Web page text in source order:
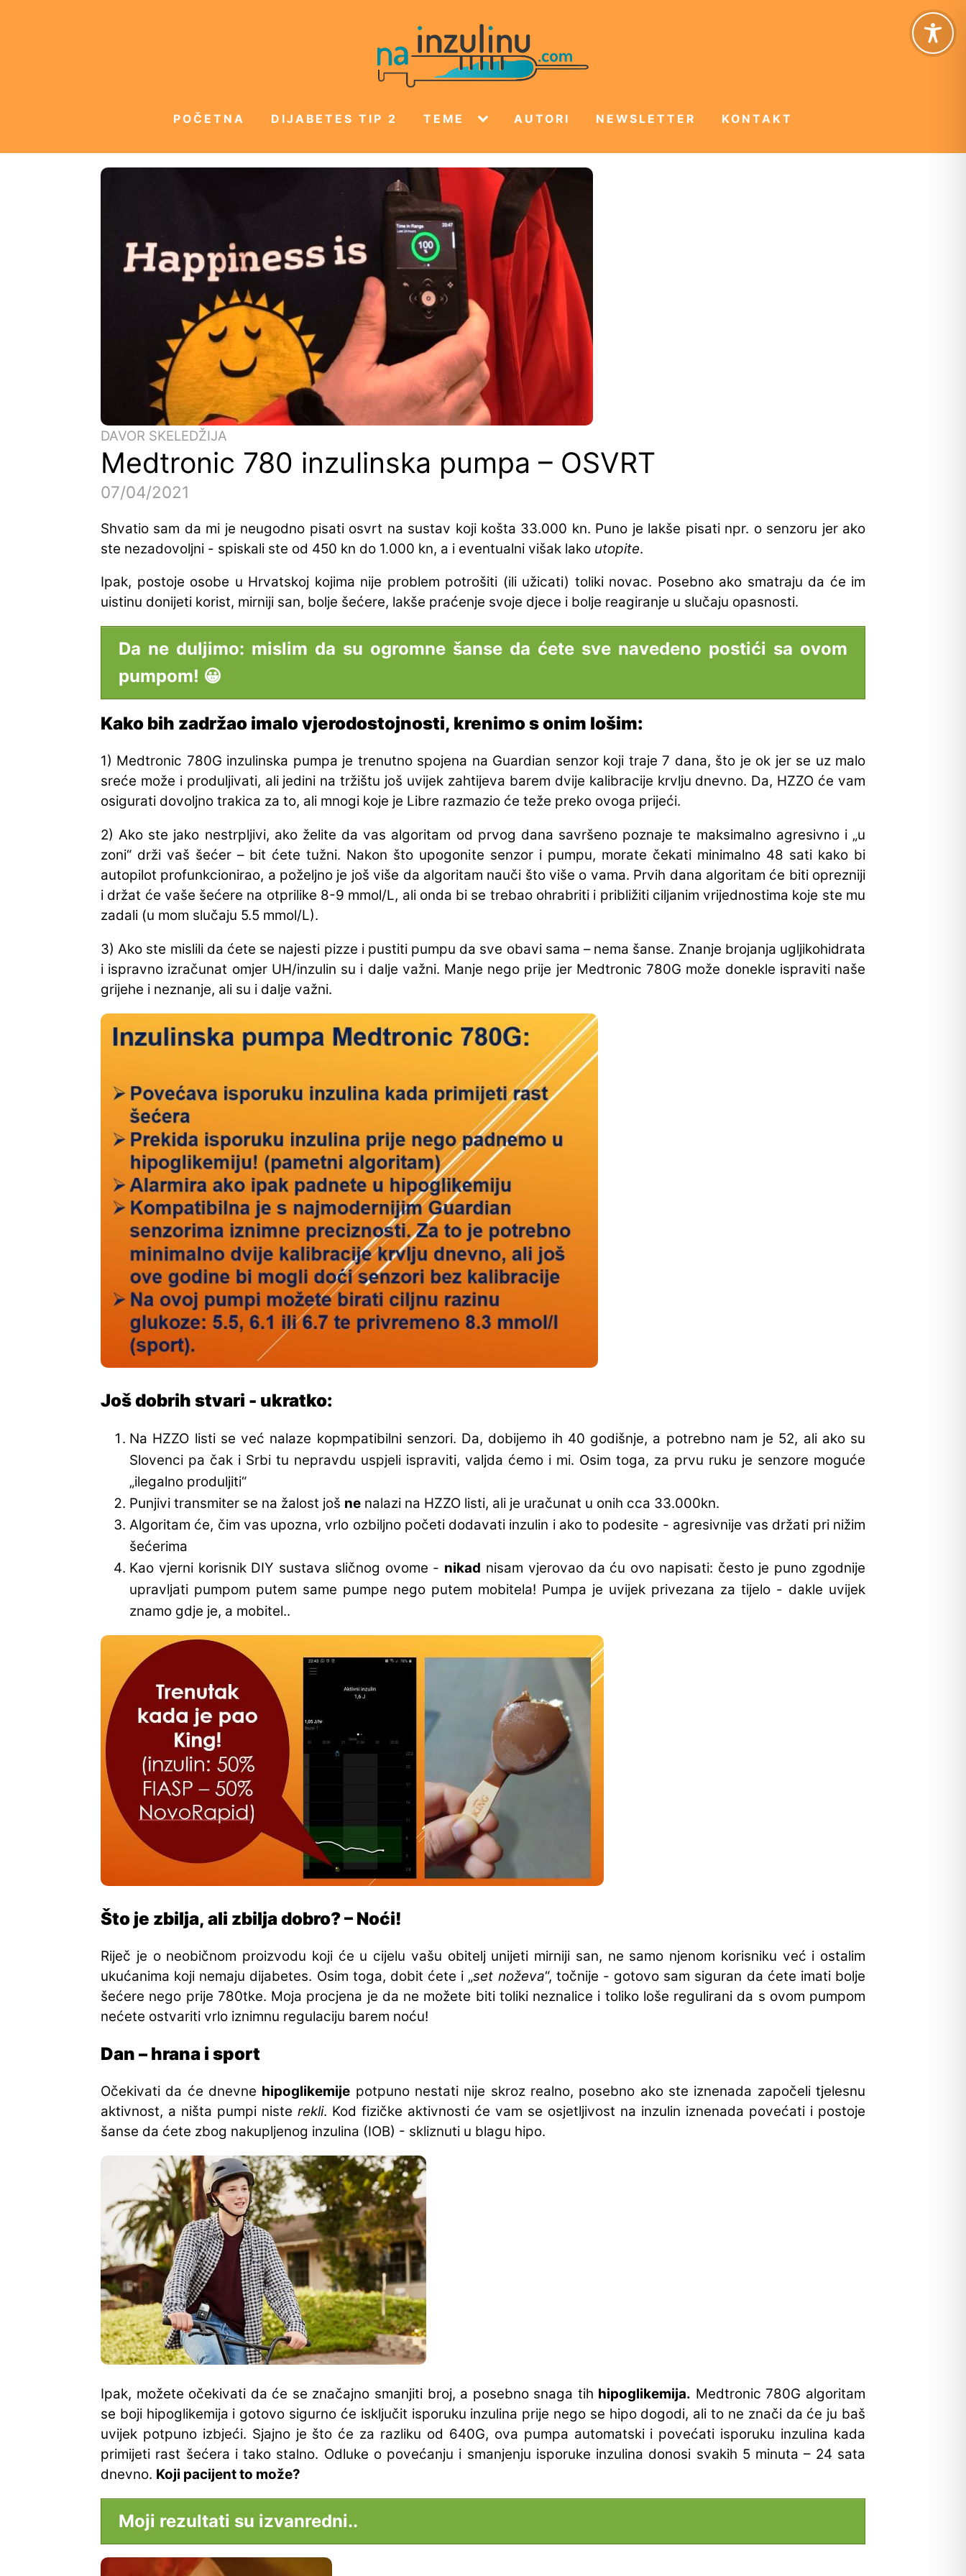
POČETNA DIJABETES TIP 2 TEME AUTORI NEWSLETTER KONTAKT
DAVOR SKELEDŽIJA
Medtronic 780 inzulinska pumpa – OSVRT
07/04/2021
Shvatio sam da mi je neugodno pisati osvrt na sustav koji košta 33.000 kn. Puno je lakše pisati npr. o senzoru jer ako
ste nezadovoljni - spiskali ste od 450 kn do 1.000 kn, a i eventualni višak lako utopite.
Ipak, postoje osobe u Hrvatskoj kojima nije problem potrošiti (ili užicati) toliki novac. Posebno ako smatraju da će im
uistinu donijeti korist, mirniji san, bolje šećere, lakše praćenje svoje djece i bolje reagiranje u slučaju opasnosti.
Da ne duljimo: mislim da su ogromne šanse da ćete sve navedeno postići sa ovom
pumpom! 😀
Kako bih zadržao imalo vjerodostojnosti, krenimo s onim lošim:
1) Medtronic 780G inzulinska pumpa je trenutno spojena na Guardian senzor koji traje 7 dana, što je ok jer se uz malo
sreće može i produljivati, ali jedini na tržištu još uvijek zahtijeva barem dvije kalibracije krvlju dnevno. Da, HZZO će vam
osigurati dovoljno trakica za to, ali mnogi koje je Libre razmazio će teže preko ovoga prijeći.
2) Ako ste jako nestrpljivi, ako želite da vas algoritam od prvog dana savršeno poznaje te maksimalno agresivno i „u
zoni“ drži vaš šećer – bit ćete tužni. Nakon što upogonite senzor i pumpu, morate čekati minimalno 48 sati kako bi
autopilot profunkcionirao, a poželjno je još više da algoritam nauči što više o vama. Prvih dana algoritam će biti oprezniji
i držat će vaše šećere na otprilike 8-9 mmol/L, ali onda bi se trebao ohrabriti i približiti ciljanim vrijednostima koje ste mu
zadali (u mom slučaju 5.5 mmol/L).
3) Ako ste mislili da ćete se najesti pizze i pustiti pumpu da sve obavi sama – nema šanse. Znanje brojanja ugljikohidrata
i ispravno izračunat omjer UH/inzulin su i dalje važni. Manje nego prije jer Medtronic 780G može donekle ispraviti naše
grijehe i neznanje, ali su i dalje važni.
Još dobrih stvari - ukratko:
Na HZZO listi se već nalaze kopmpatibilni senzori. Da, dobijemo ih 40 godišnje, a potrebno nam je 52, ali ako su
Slovenci pa čak i Srbi tu nepravdu uspjeli ispraviti, valjda ćemo i mi. Osim toga, za prvu ruku je senzore moguće
„ilegalno produljiti“
Punjivi transmiter se na žalost još ne nalazi na HZZO listi, ali je uračunat u onih cca 33.000kn.
Algoritam će, čim vas upozna, vrlo ozbiljno početi dodavati inzulin i ako to podesite - agresivnije vas držati pri nižim
šećerima
Kao vjerni korisnik DIY sustava sličnog ovome - nikad nisam vjerovao da ću ovo napisati: često je puno zgodnije
upravljati pumpom putem same pumpe nego putem mobitela! Pumpa je uvijek privezana za tijelo - dakle uvijek
znamo gdje je, a mobitel..
Što je zbilja, ali zbilja dobro? – Noći!
Riječ je o neobičnom proizvodu koji će u cijelu vašu obitelj unijeti mirniji san, ne samo njenom korisniku već i ostalim
ukućanima koji nemaju dijabetes. Osim toga, dobit ćete i „set noževa“, točnije - gotovo sam siguran da ćete imati bolje
šećere nego prije 780tke. Moja procjena je da ne možete biti toliki neznalice i toliko loše regulirani da s ovom pumpom
nećete ostvariti vrlo iznimnu regulaciju barem noću!
Dan – hrana i sport
Očekivati da će dnevne hipoglikemije potpuno nestati nije skroz realno, posebno ako ste iznenada započeli tjelesnu
aktivnost, a ništa pumpi niste rekli. Kod fizičke aktivnosti će vam se osjetljivost na inzulin iznenada povećati i postoje
šanse da ćete zbog nakupljenog inzulina (IOB) - skliznuti u blagu hipo.
Ipak, možete očekivati da će se značajno smanjiti broj, a posebno snaga tih hipoglikemija. Medtronic 780G algoritam
se boji hipoglikemija i gotovo sigurno će isključit isporuku inzulina prije nego se hipo dogodi, ali to ne znači da će ju baš
uvijek potpuno izbjeći. Sjajno je što će za razliku od 640G, ova pumpa automatski i povećati isporuku inzulina kada
primijeti rast šećera i tako stalno. Odluke o povećanju i smanjenju isporuke inzulina donosi svakih 5 minuta – 24 sata
dnevno. Koji pacijent to može?
Moji rezultati su izvanredni..